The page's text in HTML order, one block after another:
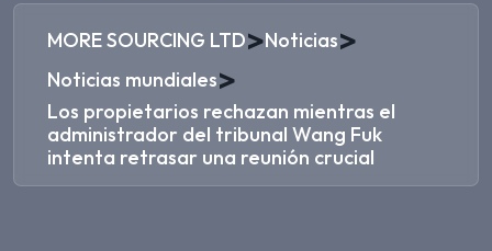
MORE SOURCING LTD>Noticias>
Noticias mundiales>
Los propietarios rechazan mientras el
administrador del tribunal Wang Fuk
intenta retrasar una reunión crucial